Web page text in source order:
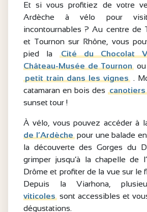
Et si vous profitiez de votre
Ardèche à vélo pour
incontournables ? Au centre de
et Tournon sur Rhône, vous
pied la
Cité du Chocolat
Château-Musée de Tournon
petit train dans les vignes .
catamaran en bois des canotiers
sunset tour !
À vélo, vous pouvez accéder à
de l’Ardèche pour une balade
la découverte des Gorges du
grimper jusqu’à la chapelle de
Drôme et profiter de la vue sur le
Depuis la Viarhona,
viticoles sont accessibles et
dégustations.